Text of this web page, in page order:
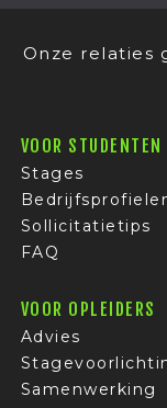
Onze relaties
VOOR STUDENTEN
Stages
Sollicitatietips
FAQ
VOOR OPLEIDERS
Advies
Samenwerking